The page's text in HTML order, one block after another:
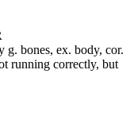
g. bones, ex. body, cor.
running correctly, but